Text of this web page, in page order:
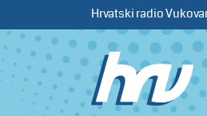
Hrvatski radio